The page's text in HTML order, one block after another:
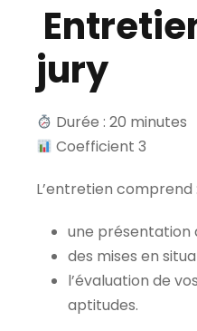
jury
Durée : 20 minutes
Coefficient 3
L’entretien comprend :
une présentation
des mises en
l’évaluation de
aptitudes.